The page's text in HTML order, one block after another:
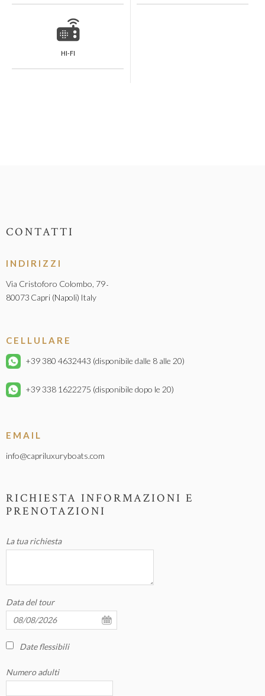
HI-FI
CONTATTI
INDIRIZZI
Via Cristoforo Colombo, 79-
80073 Capri (Napoli) Italy
CELLULARE
+39 380 4632443 (disponibile dalle 8 alle 20)
+39 338 1622275 (disponibile dopo le 20)
EMAIL
info@capriluxuryboats.com
RICHIESTA INFORMAZIONI E
PRENOTAZIONI
La tua richiesta
Data del tour
Date flessibili
Numero adulti